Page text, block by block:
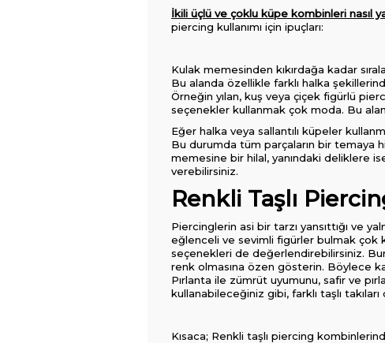
İkili üçlü ve çoklu küpe kombinleri nasıl
piercing kullanımı için ipuçları:
Kulak memesinden kıkırdağa kadar
Bu alanda özellikle farklı halka
Örneğin yılan, kuş veya çiçek figürlü
seçenekler kullanmak çok moda. Bu
Eğer halka veya sallantılı küpeler
Bu durumda tüm parçaların bir temaya
memesine bir hilal, yanındaki deliklere
verebilirsiniz.
Renkli Taşlı
Piercinglerin asi bir tarzı yansıttığı ve
eğlenceli ve sevimli figürler bulmak çok
seçenekleri de değerlendirebilirsiniz.
renk olmasına özen gösterin. Böylece
Pırlanta ile zümrüt uyumunu, safir ve
kullanabileceğiniz gibi, farklı taşlı
Kısaca; Renkli taşlı piercing